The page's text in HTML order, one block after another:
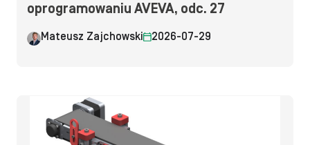
oprogramowaniu AVEVA, odc. 27
Mateusz Zajchowski 2026-07-29